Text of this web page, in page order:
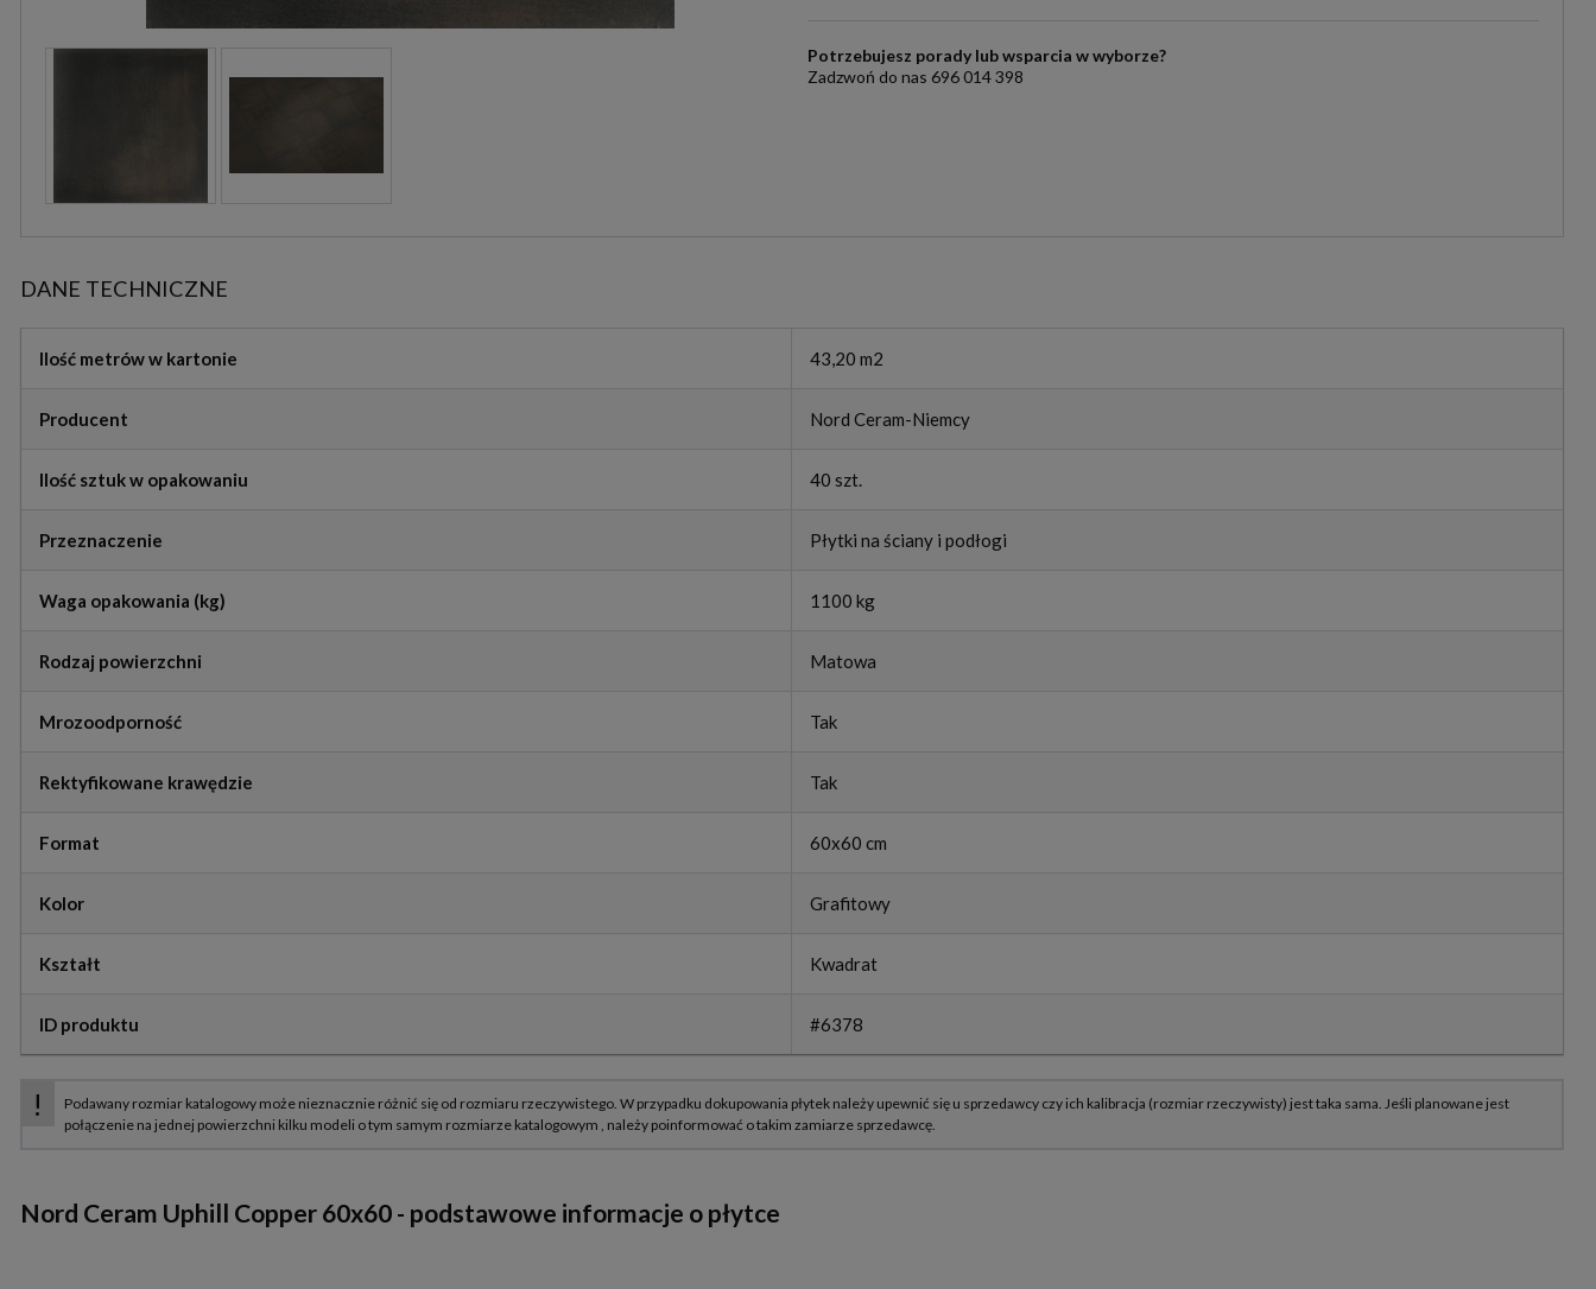
Potrzebujesz porady lub wsparcia w wyborze?
Zadzwoń do nas 696 014 398
DANE TECHNICZNE
Ilość metrów w kartonie 43,20 m2
Producent Nord Ceram-Niemcy
Ilość sztuk w opakowaniu 40 szt.
Przeznaczenie Płytki na ściany i podłogi
Waga opakowania (kg) 1100 kg
Rodzaj powierzchni Matowa
Mrozoodporność Tak
Rektyfikowane krawędzie Tak
Format 60x60 cm
Kolor Grafitowy
Kształt Kwadrat
ID produktu #6378
Nord Ceram Uphill Copper 60x60 - podstawowe informacje o płytce